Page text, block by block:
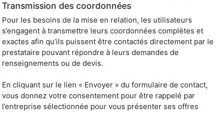
Transmission des coordonnées
Pour les besoins de la mise en relation, les utilisateurs
s’engagent à transmettre leurs coordonnées complètes et
exactes afin qu’ils puissent être contactés directement par le
prestataire pouvant répondre à leurs demandes de
renseignements ou de devis.
En cliquant sur le lien « Envoyer » du formulaire de contact,
vous donnez votre consentement pour être rappelé par
l’entreprise sélectionnée pour vous présenter ses offres